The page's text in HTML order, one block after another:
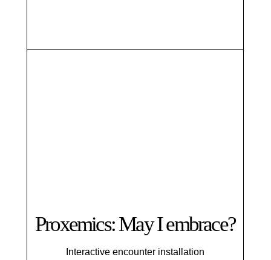
Proxemics: May I embrace?
Interactive encounter installation